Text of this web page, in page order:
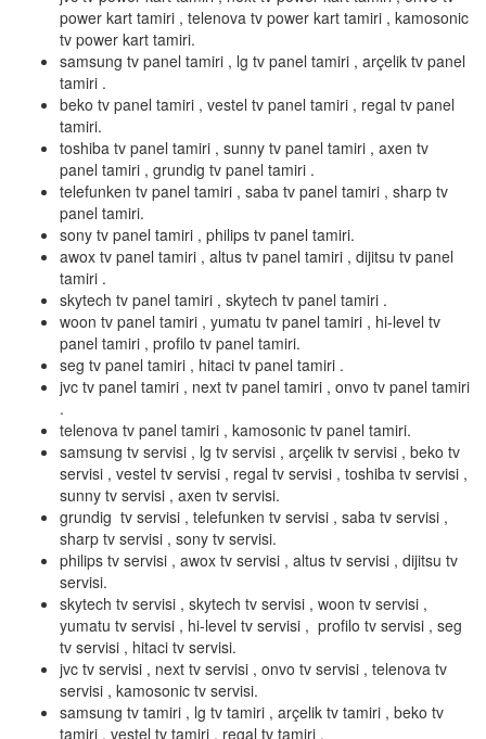
power kart tamiri , telenova tv power kart tamiri , kamosonic
tv power kart tamiri.
samsung tv panel tamiri , lg tv panel tamiri , arçelik tv panel
tamiri .
beko tv panel tamiri , vestel tv panel tamiri , regal tv panel
tamiri.
toshiba tv panel tamiri , sunny tv panel tamiri , axen tv
panel tamiri , grundig tv panel tamiri .
telefunken tv panel tamiri , saba tv panel tamiri , sharp tv
panel tamiri.
sony tv panel tamiri , philips tv panel tamiri.
awox tv panel tamiri , altus tv panel tamiri , dijitsu tv panel
tamiri .
skytech tv panel tamiri , skytech tv panel tamiri .
woon tv panel tamiri , yumatu tv panel tamiri , hi-level tv
panel tamiri , profilo tv panel tamiri.
seg tv panel tamiri , hitaci tv panel tamiri .
jvc tv panel tamiri , next tv panel tamiri , onvo tv panel tamiri
.
telenova tv panel tamiri , kamosonic tv panel tamiri.
samsung tv servisi , lg tv servisi , arçelik tv servisi , beko tv
servisi , vestel tv servisi , regal tv servisi , toshiba tv servisi ,
sunny tv servisi , axen tv servisi.
grundig tv servisi , telefunken tv servisi , saba tv servisi ,
sharp tv servisi , sony tv servisi.
philips tv servisi , awox tv servisi , altus tv servisi , dijitsu tv
servisi.
skytech tv servisi , skytech tv servisi , woon tv servisi ,
yumatu tv servisi , hi-level tv servisi , profilo tv servisi , seg
tv servisi , hitaci tv servisi.
jvc tv servisi , next tv servisi , onvo tv servisi , telenova tv
servisi , kamosonic tv servisi.
samsung tv tamiri , lg tv tamiri , arçelik tv tamiri , beko tv
tamiri , vestel tv tamiri , regal tv tamiri .